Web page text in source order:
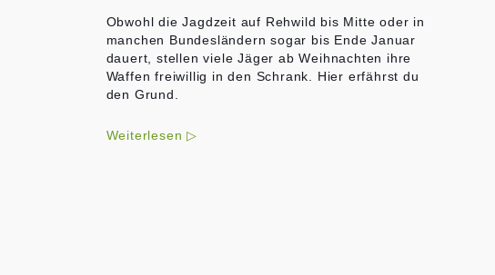
Obwohl die Jagdzeit auf Rehwild bis Mitte oder in
manchen Bundesländern sogar bis Ende Januar
dauert, stellen viele Jäger ab Weihnachten ihre
Waffen freiwillig in den Schrank. Hier erfährst du
den Grund.
Weiterlesen ▷